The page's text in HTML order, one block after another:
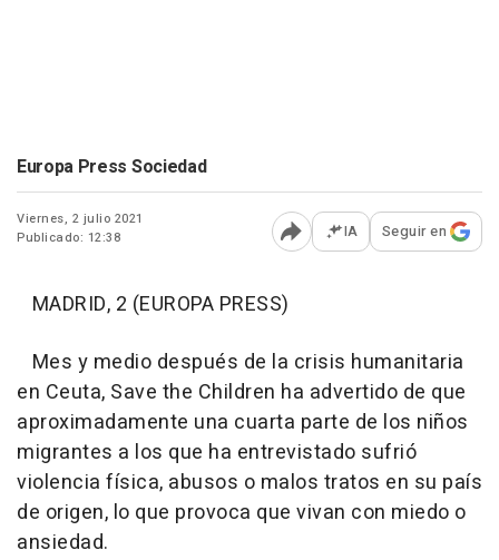
Europa Press Sociedad
Viernes, 2 julio 2021
Publicado: 12:38
Abrir opciones para
IA Seguir en
MADRID, 2 (EUROPA PRESS)
Mes y medio después de la crisis humanitaria
en Ceuta, Save the Children ha advertido de que
aproximadamente una cuarta parte de los niños
migrantes a los que ha entrevistado sufrió
violencia física, abusos o malos tratos en su país
de origen, lo que provoca que vivan con miedo o
ansiedad.